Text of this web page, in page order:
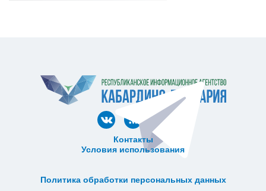
Контакты
Условия использования
Политика обработки персональных данных